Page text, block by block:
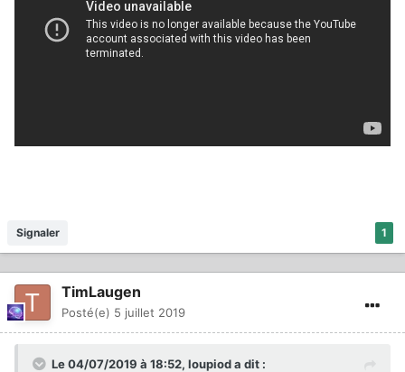
1
Signaler
TimLaugen
Posté(e) 5 juillet 2019
Le 04/07/2019 à 18:52, loupioda dit :